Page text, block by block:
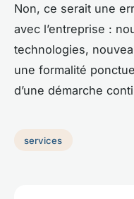
Non, ce serait une
avec l’entreprise :
technologies,
une formalité
d’une démarche
services